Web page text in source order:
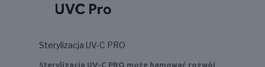
Sterylizacja UV-C PRO
Sterylizacja UV-C PRO może hamować rozwój